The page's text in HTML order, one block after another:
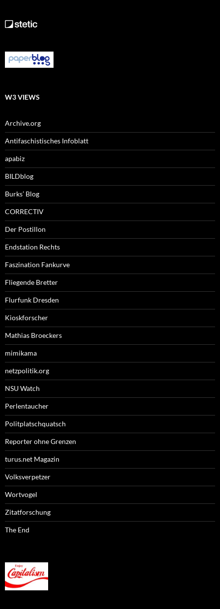
W3 VIEWS
Archive.org
Antifaschistisches Infoblatt
apabiz
BILDblog
Burks’ Blog
CORRECTIV
Der Postillon
Endstation Rechts
Faszination Fankurve
Fliegende Bretter
Flurfunk Dresden
Kioskforscher
Mathias Broeckers
mimikama
netzpolitik.org
NSU Watch
Perlentaucher
Politplatschquatsch
Reporter ohne Grenzen
turus.net Magazin
Volksverpetzer
Wortvogel
Zitatforschung
The End